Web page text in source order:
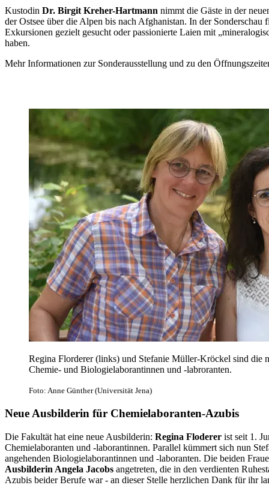
Kustodin Dr. Birgit Kreher-Hartmann nimmt die Gäste in der
der Ostsee über die Alpen bis nach Afghanistan. In der Sonderschau
Exkursionen gezielt gesucht oder passionierte Laien mit
haben.
Mehr Informationen zur Sonderausstellung und zu den
Regina Florderer (links) und Stefanie Müller-Kröckel sind die
Chemie- und Biologielaborantinnen und -labroranten.
Foto: Anne Günther (Universität Jena)
Neue Ausbilderin für Chemielaboranten-Azubis
Die Fakultät hat eine neue Ausbilderin: Regina Floderer ist seit 1.
Chemielaboranten und -laborantinnen. Parallel kümmert sich nun
angehenden Biologielaborantinnen und -laboranten. Die beiden
Ausbilderin Angela Jacobs angetreten, die in den verdienten
Azubis beider Berufe war - an dieser Stelle herzlichen Dank für ihr